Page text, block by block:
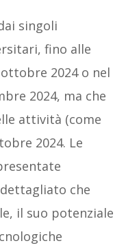
singoli
fino alle
2024 o nel
2024, ma che
attività (come
2024. Le
dettagliato che
il suo potenziale